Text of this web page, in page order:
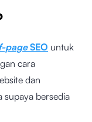
pageSEO untuk
cara
dan
supaya bersedia